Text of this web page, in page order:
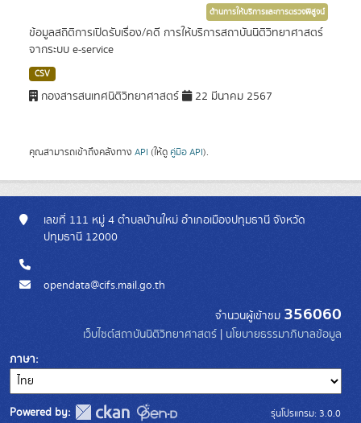
ด้านการให้บริการและการตรวจพิสูจน์
ข้อมูลสถิติการเปิดรับเรื่อง/คดี การให้บริการสถาบันนิติวิทยาศาสตร์
จากระบบ e-service
CSV
กองสารสนเทศนิติวิทยาศาสตร์ 22 มีนาคม 2567
คุณสามารถเข้าถึงคลังทาง API (ให้ดู คู่มือ API).
เลขที่ 111 หมู่ 4 ตำบลบ้านใหม่ อำเภอเมืองปทุมธานี จังหวัด
ปทุมธานี 12000
opendata@cifs.mail.go.th
จำนวนผู้เข้าชม 356060
เว็บไซต์สถาบันนิติวิทยาศาสตร์ | นโยบายธรรมาภิบาลข้อมูล
ภาษา
Powered by: รุ่นโปรแกรม: 3.0.0